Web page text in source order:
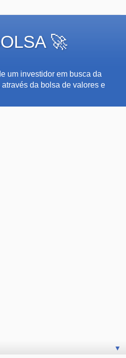
🚀
um investidor em busca da
da bolsa de valores e
▼